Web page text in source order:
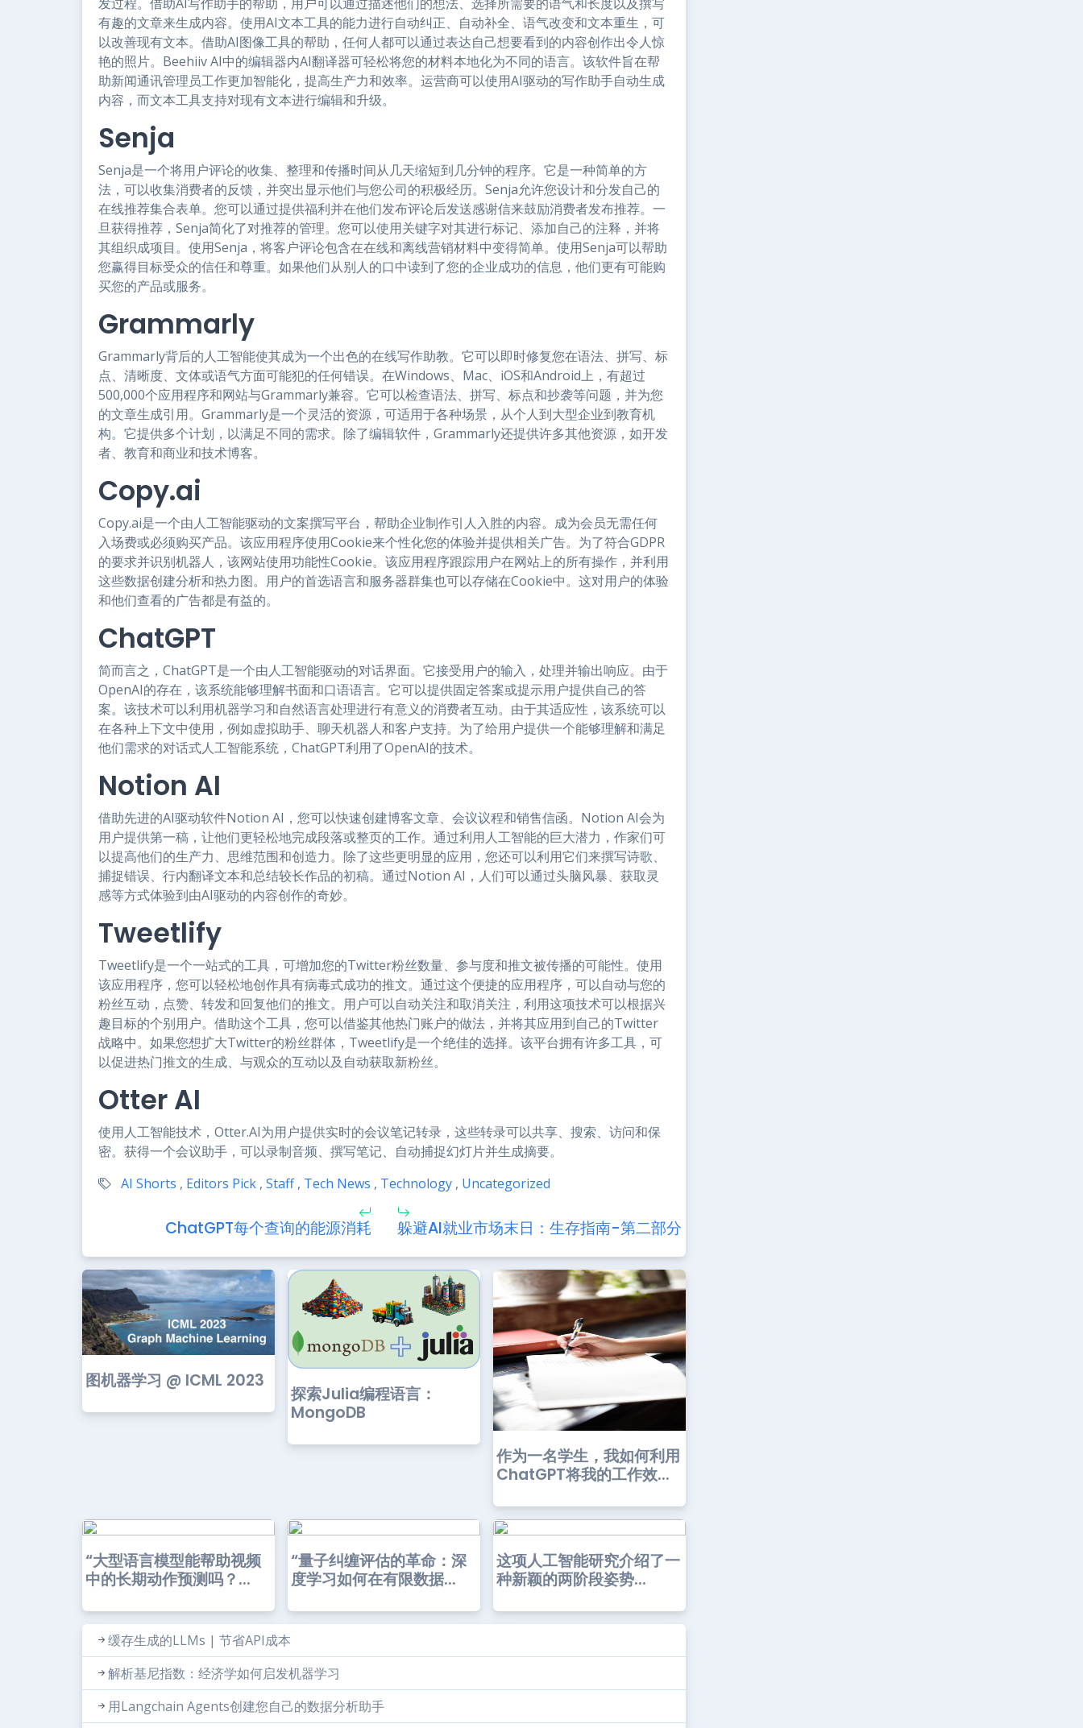
有趣的文章来生成内容。使用AI文本工具的能力进行自动纠正、自动补全、语气改变和文本重生，可
以改善现有文本。借助AI图像工具的帮助，任何人都可以通过表达自己想要看到的内容创作出令人惊
艳的照片。Beehiiv AI中的编辑器内AI翻译器可轻松将您的材料本地化为不同的语言。该软件旨在帮
助新闻通讯管理员工作更加智能化，提高生产力和效率。运营商可以使用AI驱动的写作助手自动生成
内容，而文本工具支持对现有文本进行编辑和升级。
Senja
Senja是一个将用户评论的收集、整理和传播时间从几天缩短到几分钟的程序。它是一种简单的方
法，可以收集消费者的反馈，并突出显示他们与您公司的积极经历。Senja允许您设计和分发自己的
在线推荐集合表单。您可以通过提供福利并在他们发布评论后发送感谢信来鼓励消费者发布推荐。一
旦获得推荐，Senja简化了对推荐的管理。您可以使用关键字对其进行标记、添加自己的注释，并将
其组织成项目。使用Senja，将客户评论包含在在线和离线营销材料中变得简单。使用Senja可以帮助
您赢得目标受众的信任和尊重。如果他们从别人的口中读到了您的企业成功的信息，他们更有可能购
买您的产品或服务。
Grammarly
Grammarly背后的人工智能使其成为一个出色的在线写作助教。它可以即时修复您在语法、拼写、标
点、清晰度、文体或语气方面可能犯的任何错误。在Windows、Mac、iOS和Android上，有超过
500,000个应用程序和网站与Grammarly兼容。它可以检查语法、拼写、标点和抄袭等问题，并为您
的文章生成引用。Grammarly是一个灵活的资源，可适用于各种场景，从个人到大型企业到教育机
构。它提供多个计划，以满足不同的需求。除了编辑软件，Grammarly还提供许多其他资源，如开发
者、教育和商业和技术博客。
Copy.ai
Copy.ai是一个由人工智能驱动的文案撰写平台，帮助企业制作引人入胜的内容。成为会员无需任何
入场费或必须购买产品。该应用程序使用Cookie来个性化您的体验并提供相关广告。为了符合GDPR
的要求并识别机器人，该网站使用功能性Cookie。该应用程序跟踪用户在网站上的所有操作，并利用
这些数据创建分析和热力图。用户的首选语言和服务器群集也可以存储在Cookie中。这对用户的体验
和他们查看的广告都是有益的。
ChatGPT
简而言之，ChatGPT是一个由人工智能驱动的对话界面。它接受用户的输入，处理并输出响应。由于
OpenAI的存在，该系统能够理解书面和口语语言。它可以提供固定答案或提示用户提供自己的答
案。该技术可以利用机器学习和自然语言处理进行有意义的消费者互动。由于其适应性，该系统可以
在各种上下文中使用，例如虚拟助手、聊天机器人和客户支持。为了给用户提供一个能够理解和满足
他们需求的对话式人工智能系统，ChatGPT利用了OpenAI的技术。
Notion AI
借助先进的AI驱动软件Notion AI，您可以快速创建博客文章、会议议程和销售信函。Notion AI会为
用户提供第一稿，让他们更轻松地完成段落或整页的工作。通过利用人工智能的巨大潜力，作家们可
以提高他们的生产力、思维范围和创造力。除了这些更明显的应用，您还可以利用它们来撰写诗歌、
捕捉错误、行内翻译文本和总结较长作品的初稿。通过Notion AI，人们可以通过头脑风暴、获取灵
感等方式体验到由AI驱动的内容创作的奇妙。
Tweetlify
Tweetlify是一个一站式的工具，可增加您的Twitter粉丝数量、参与度和推文被传播的可能性。使用
该应用程序，您可以轻松地创作具有病毒式成功的推文。通过这个便捷的应用程序，可以自动与您的
粉丝互动，点赞、转发和回复他们的推文。用户可以自动关注和取消关注，利用这项技术可以根据兴
趣目标的个别用户。借助这个工具，您可以借鉴其他热门账户的做法，并将其应用到自己的Twitter
战略中。如果您想扩大Twitter的粉丝群体，Tweetlify是一个绝佳的选择。该平台拥有许多工具，可
以促进热门推文的生成、与观众的互动以及自动获取新粉丝。
Otter AI
使用人工智能技术，Otter.AI为用户提供实时的会议笔记转录，这些转录可以共享、搜索、访问和保
密。获得一个会议助手，可以录制音频、撰写笔记、自动捕捉幻灯片并生成摘要。
AI Shorts , Editors Pick , Staff , Tech News , Technology , Uncategorized
ChatGPT每个查询的能源消耗 躲避AI就业市场末日：生存指南-第二部分
图机器学习 @ ICML 2023
探索Julia编程语言：
MongoDB
作为一名学生，我如何利用
ChatGPT将我的工作效...
“大型语言模型能帮助视频
中的长期动作预测吗？...
“量子纠缠评估的革命：深
度学习如何在有限数据...
这项人工智能研究介绍了一
种新颖的两阶段姿势...
缓存生成的LLMs | 节省API成本
解析基尼指数：经济学如何启发机器学习
用Langchain Agents创建您自己的数据分析助手